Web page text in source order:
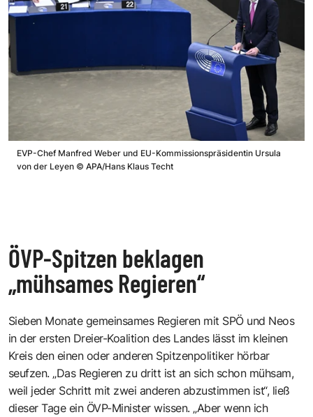
EVP-Chef Manfred Weber und EU-Kommissionspräsidentin Ursula
von der Leyen © APA/Hans Klaus Techt
ÖVP-Spitzen beklagen
„mühsames Regieren“
Sieben Monate gemeinsames Regieren mit SPÖ und Neos
in der ersten Dreier-Koalition des Landes lässt im kleinen
Kreis den einen oder anderen Spitzenpolitiker hörbar
seufzen. „Das Regieren zu dritt ist an sich schon mühsam,
weil jeder Schritt mit zwei anderen abzustimmen ist“, ließ
dieser Tage ein ÖVP-Minister wissen. „Aber wenn ich